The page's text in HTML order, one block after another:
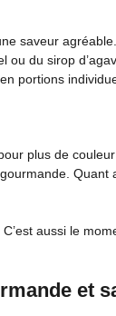
saveur
ou du sirop
portions
plus de
Quant
aussi le
et